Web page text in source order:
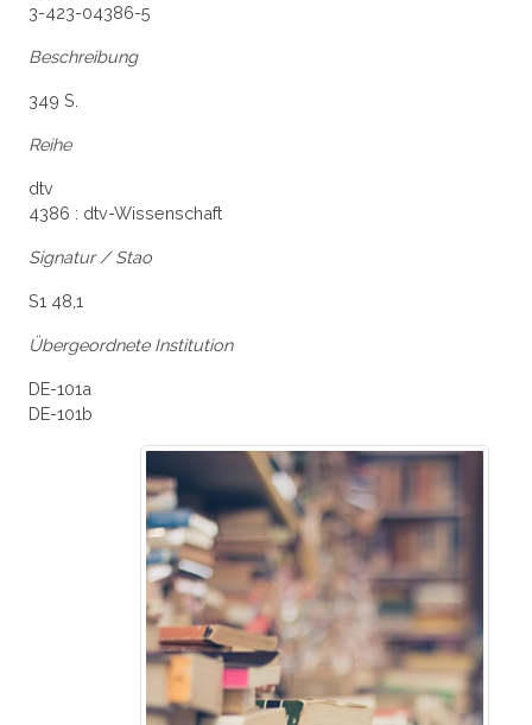
3-423-04386-5
Beschreibung
349 S.
Reihe
dtv
4386 : dtv-Wissenschaft
Signatur / Stao
S1 48,1
Übergeordnete Institution
DE-101a
DE-101b